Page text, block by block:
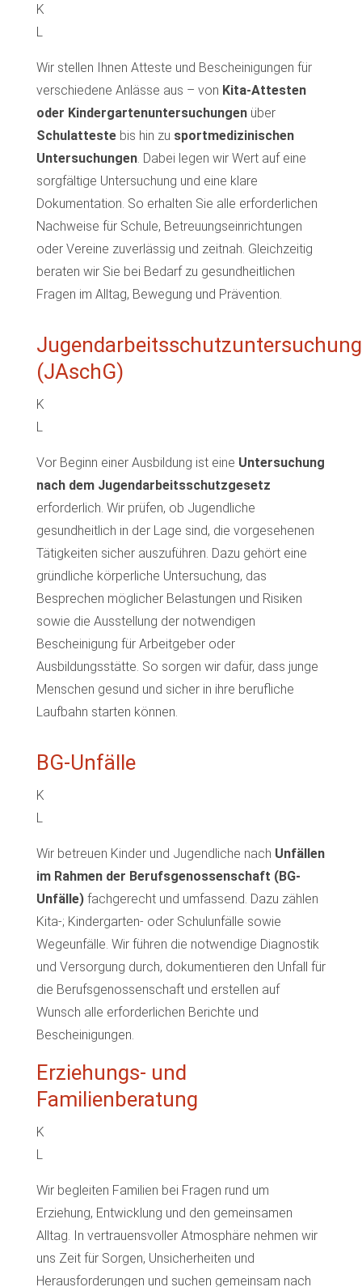
K
L
Wir stellen Ihnen Atteste und Bescheinigungen für
verschiedene Anlässe aus – von Kita-Attesten
oder Kindergartenuntersuchungenüber
Schulattestebis hin zu sportmedizinischen
Untersuchungen. Dabei legen wir Wert auf eine
sorgfältige Untersuchung und eine klare
Dokumentation. So erhalten Sie alle erforderlichen
Nachweise für Schule, Betreuungseinrichtungen
oder Vereine zuverlässig und zeitnah. Gleichzeitig
beraten wir Sie bei Bedarf zu gesundheitlichen
Fragen im Alltag, Bewegung und Prävention.
Jugendarbeitsschutzuntersuchung
(JAschG)
K
L
Vor Beginn einer Ausbildung ist eine Untersuchung
nach dem Jugendarbeitsschutzgesetz
erforderlich. Wir prüfen, ob Jugendliche
gesundheitlich in der Lage sind, die vorgesehenen
Tätigkeiten sicher auszuführen. Dazu gehört eine
gründliche körperliche Untersuchung, das
Besprechen möglicher Belastungen und Risiken
sowie die Ausstellung der notwendigen
Bescheinigung für Arbeitgeber oder
Ausbildungsstätte. So sorgen wir dafür, dass junge
Menschen gesund und sicher in ihre berufliche
Laufbahn starten können.
BG-Unfälle
K
L
Wir betreuen Kinder und Jugendliche nach Unfällen
im Rahmen der Berufsgenossenschaft (BG-
Unfälle)fachgerecht und umfassend. Dazu zählen
Kita-; Kindergarten- oder Schulunfälle sowie
Wegeunfälle. Wir führen die notwendige Diagnostik
und Versorgung durch, dokumentieren den Unfall für
die Berufsgenossenschaft und erstellen auf
Wunsch alle erforderlichen Berichte und
Bescheinigungen.
Erziehungs- und
Familienberatung
K
L
Wir begleiten Familien bei Fragen rund um
Erziehung, Entwicklung und den gemeinsamen
Alltag. In vertrauensvoller Atmosphäre nehmen wir
uns Zeit für Sorgen, Unsicherheiten und
Herausforderungen und suchen gemeinsam nach